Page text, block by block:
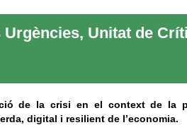
Urgències, Unitat de
de la crisi en el context de la
digital i resilient de l’economia.